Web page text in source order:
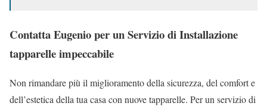
Contatta Eugenio per un Servizio di Installazione
tapparelle impeccabile
Non rimandare più il miglioramento della sicurezza, del comfort e
dell’estetica della tua casa con nuove tapparelle. Per un servizio di